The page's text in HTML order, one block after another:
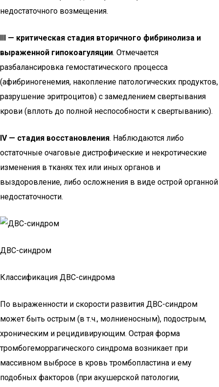
недостаточного возмещения.
III — критическая стадия вторичного фибринолиза и
выраженной гипокоагуляции. Отмечается
разбалансировка гемостатического процесса
(афибриногенемия, накопление патологических продуктов,
разрушение эритроцитов) с замедлением свертывания
крови (вплоть до полной неспособности к свертыванию).
IV — стадия восстановления. Наблюдаются либо
остаточные очаговые дистрофические и некротические
изменения в тканях тех или иных органов и
выздоровление, либо осложнения в виде острой органной
недостаточности.
ДВС-синдром
Классификация ДВС-синдрома
По выраженности и скорости развития ДВС-синдром
может быть острым (в т.ч., молниеносным), подострым,
хроническим и рецидивирующим. Острая форма
тромбогеморрагического синдрома возникает при
массивном выбросе в кровь тромбопластина и ему
подобных факторов (при акушерской патологии,